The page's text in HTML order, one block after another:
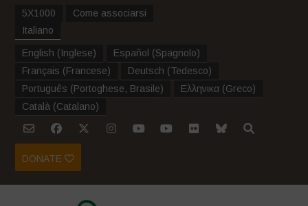
5X1000
Come associarsi
Italiano
English (Inglese) Español (Spagnolo)
Français (Francese) Deutsch (Tedesco)
Português (Portoghese, Brasile) Ελληνικα (Greco)
Català (Catalano)
DONATE